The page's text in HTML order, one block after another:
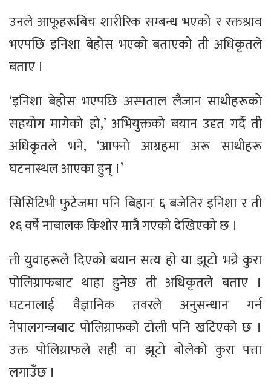
उनले आफूहरूबिच शारीरिक सम्बन्ध भएको र रक्तश्राव
भएपछि इनिशा बेहोस भएको बताएको ती अधिकृतले
बताए ।
‘इनिशा बेहोस भएपछि अस्पताल लैजान साथीहरूको
सहयोग मागेको हो,’ अभियुक्तको बयान उदृत गर्दै ती
अधिकृतले भने, ‘आफ्नो आग्रहमा अरू साथीहरू
घटनास्थल आएका हुन् ।’
सिसिटिभी फुटेजमा पनि बिहान ६ बजेतिर इनिशा र ती
१६ वर्षे नाबालक किशोर मात्रै गएको देखिएको छ ।
ती युवाहरूले दिएको बयान सत्य हो या झूटो भन्ने कुरा
पोलिग्राफबाट थाहा हुनेछ ती अधिकृतले बताए ।
घटनालाई वैज्ञानिक तवरले अनुसन्धान गर्न
नेपालगन्जबाट पोलिग्राफको टोली पनि खटिएको छ ।
उक्त पोलिग्राफले सही वा झूटो बोलेको कुरा पत्ता
लगाउँछ ।